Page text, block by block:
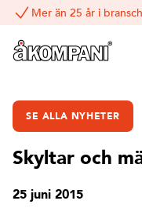
Mer än 25 år i
SE ALLA NYHETER
Skyltar och
25 juni 2015